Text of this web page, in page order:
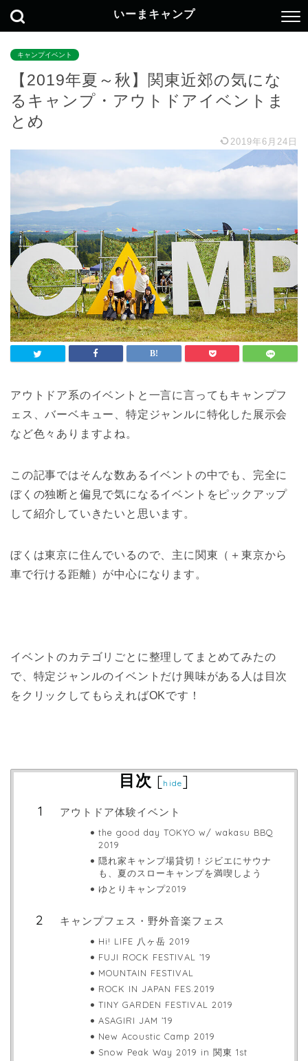
いーまキャンプ
キャンプイベント
【2019年夏～秋】関東近郊の気にな
るキャンプ・アウトドアイベントま
とめ
2019年6月24日
アウトドア系のイベントと一言に言ってもキャンプフ
ェス、バーベキュー、特定ジャンルに特化した展示会
など色々ありますよね。
この記事ではそんな数あるイベントの中でも、完全に
ぼくの独断と偏見で気になるイベントをピックアップ
して紹介していきたいと思います。
ぼくは東京に住んでいるので、主に関東（＋東京から
車で行ける距離）が中心になります。
イベントのカテゴリごとに整理してまとめてみたの
で、特定ジャンルのイベントだけ興味がある人は目次
をクリックしてもらえればOKです！
目次 [hide]
アウトドア体験イベント
the good day TOKYO w/ wakasu BBQ
2019
隠れ家キャンプ場貸切！ジビエにサウナ
も、夏のスローキャンプを満喫しよう
ゆとりキャンプ2019
キャンプフェス・野外音楽フェス
Hi! LIFE 八ヶ岳 2019
FUJI ROCK FESTIVAL ’19
MOUNTAIN FESTIVAL
ROCK IN JAPAN FES.2019
TINY GARDEN FESTIVAL 2019
ASAGIRI JAM ’19
New Acoustic Camp 2019
Snow Peak Way 2019 in 関東 1st